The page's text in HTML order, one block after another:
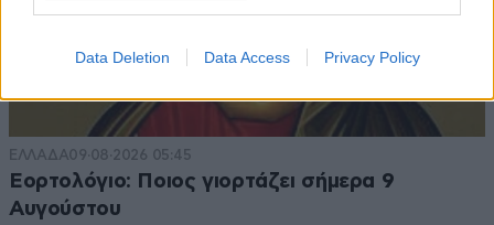
Data Deletion Data Access Privacy Policy
ΕΛΛΑΔΑ09·08·2026 05:45
Εορτολόγιο: Ποιος γιορτάζει σήμερα 9
Αυγούστου